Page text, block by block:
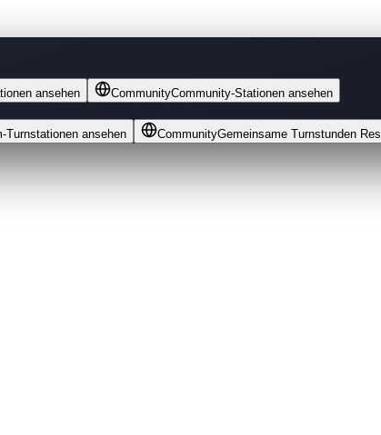
ansehen CommunityCommunity-Stationen ansehen
Turnstationen ansehen CommunityGemeinsame Turnstunden